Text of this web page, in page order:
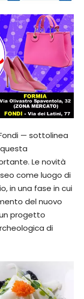
— sottolinea
Le novità
come luogo di
in una fase in cui
del nuovo
progetto
di